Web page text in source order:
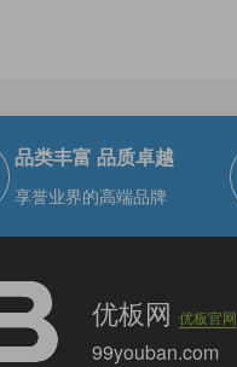
品类丰富 品质卓越
享誉业界的高端品牌
优板网优板官网
99youban.com